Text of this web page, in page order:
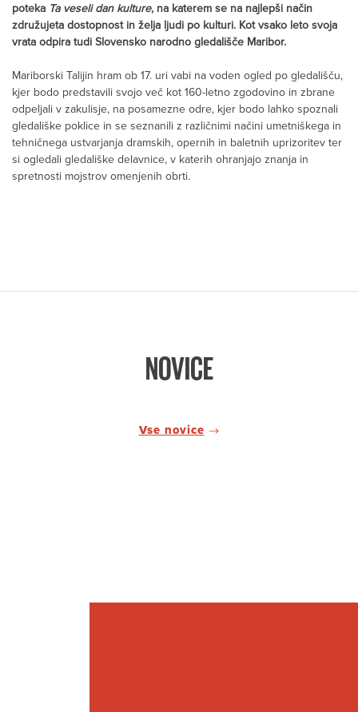
poteka Ta veseli dan kulture, na katerem se na najlepši način
združujeta dostopnost in želja ljudi po kulturi. Kot vsako leto svoja
vrata odpira tudi Slovensko narodno gledališče Maribor.
Mariborski Talijin hram ob 17. uri vabi na voden ogled po gledališču,
kjer bodo predstavili svojo več kot 160-letno zgodovino in zbrane
odpeljali v zakulisje, na posamezne odre, kjer bodo lahko spoznali
gledališke poklice in se seznanili z različnimi načini umetniškega in
tehničnega ustvarjanja dramskih, opernih in baletnih uprizoritev ter
si ogledali gledališke delavnice, v katerih ohranjajo znanja in
spretnosti mojstrov omenjenih obrti.
NOVICE
Vse novice